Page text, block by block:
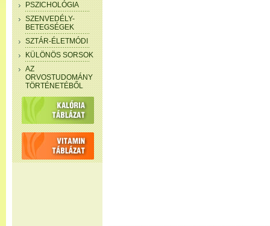
PSZICHOLÓGIA
SZENVEDÉLY-
BETEGSÉGEK
SZTÁR-ÉLETMÓDI
KÜLÖNÖS SORSOK
AZ
ORVOSTUDOMÁNY
TÖRTÉNETÉBŐL